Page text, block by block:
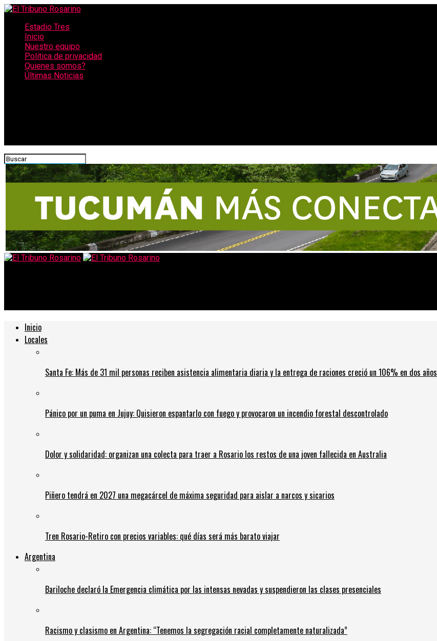
Estadio Tres
Inicio
Nuestro equipo
Política de privacidad
Quienes somos?
Últimas Noticias
Inicio
Locales
Santa Fe: Más de 31 mil personas reciben asistencia alimentaria diaria y la entrega de raciones creció un 106% en dos años
Pánico por un puma en Jujuy: Quisieron espantarlo con fuego y provocaron un incendio forestal descontrolado
Dolor y solidaridad: organizan una colecta para traer a Rosario los restos de una joven fallecida en Australia
Piñero tendrá en 2027 una megacárcel de máxima seguridad para aislar a narcos y sicarios
Tren Rosario-Retiro con precios variables: qué días será más barato viajar
Argentina
Bariloche declaró la Emergencia climática por las intensas nevadas y suspendieron las clases presenciales
Racismo y clasismo en Argentina: “Tenemos la segregación racial completamente naturalizada”